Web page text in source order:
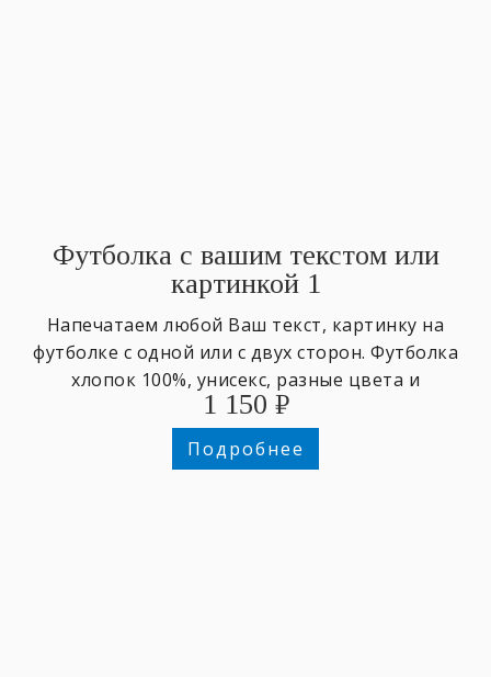
Футболка с вашим текстом или
картинкой 1
Напечатаем любой Ваш текст, картинку на
футболке с одной или с двух сторон. Футболка
хлопок 100%, унисекс, разные цвета и
размеры,
1 150 ₽
Подробнее